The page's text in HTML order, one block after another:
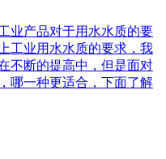
业产品对于用水水质的要
工业用水水质的要求，我
不断的提高中，但是面对
哪一种更适合，下面了解